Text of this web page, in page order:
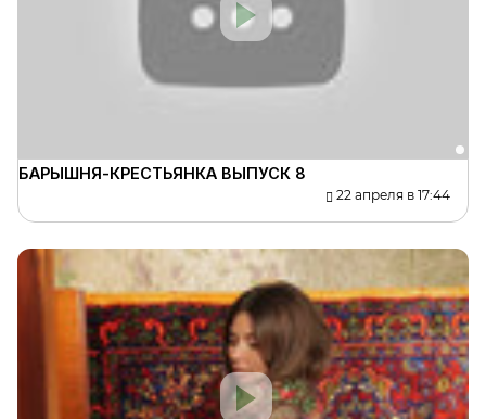
БАРЫШНЯ-КРЕСТЬЯНКА ВЫПУСК 8
22 апреля в 17:44